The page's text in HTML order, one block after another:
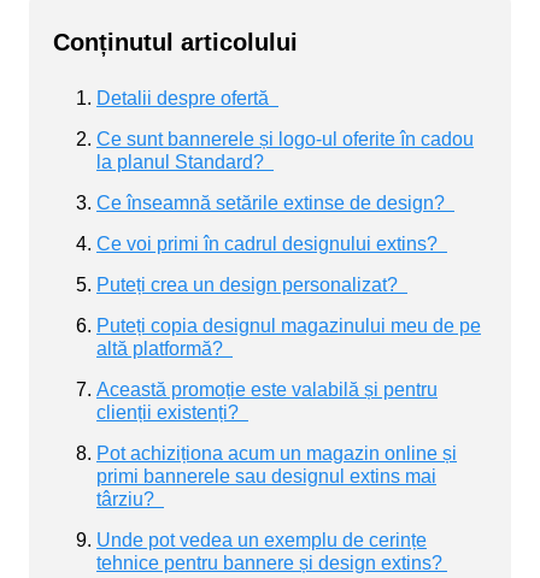
Conținutul articolului
Detalii despre ofertă
Ce sunt bannerele și logo-ul oferite în cadou
la planul Standard?
Ce înseamnă setările extinse de design?
Ce voi primi în cadrul designului extins?
Puteți crea un design personalizat?
Puteți copia designul magazinului meu de pe
altă platformă?
Această promoție este valabilă și pentru
clienții existenți?
Pot achiziționa acum un magazin online și
primi bannerele sau designul extins mai
târziu?
Unde pot vedea un exemplu de cerințe
tehnice pentru bannere și design extins?